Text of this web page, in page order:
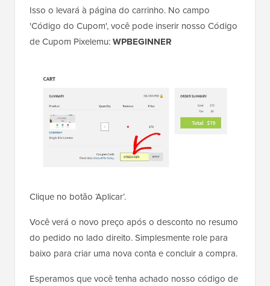
Isso o levará à página do carrinho. No campo
'Código do Cupom', você pode inserir nosso Código
de Cupom Pixelemu:WPBEGINNER
Clique no botão ‘Aplicar’.
Você verá o novo preço após o desconto no resumo
do pedido no lado direito. Simplesmente role para
baixo para criar uma nova conta e concluir a compra.
Esperamos que você tenha achado nosso código de